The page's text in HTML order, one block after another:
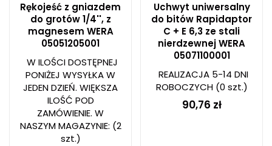
Rękojeść z gniazdem
do grotów 1/4'', z
magnesem WERA
05051205001
W ILOŚCI DOSTĘPNEJ
PONIŻEJ WYSYŁKA W
JEDEN DZIEŃ. WIĘKSZA
ILOŚĆ POD
ZAMÓWIENIE. W
NASZYM MAGAZYNIE: (2
szt.)
Uchwyt uniwersalny
do bitów Rapidaptor
C + E 6,3 ze stali
nierdzewnej WERA
05071100001
REALIZACJA 5-14 DNI
ROBOCZYCH(0 szt.)
90,76 zł